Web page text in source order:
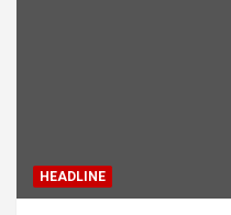
HEADLINE